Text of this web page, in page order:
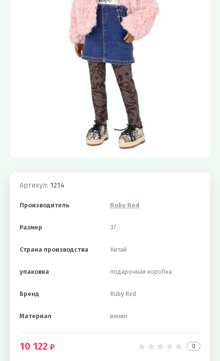
Артикул: 1214
Производитель Ruby Red
Размер 37
Страна производства Китай
упаковка подарочная коробка
Бренд Ruby Red
Материал винил
10 122 0